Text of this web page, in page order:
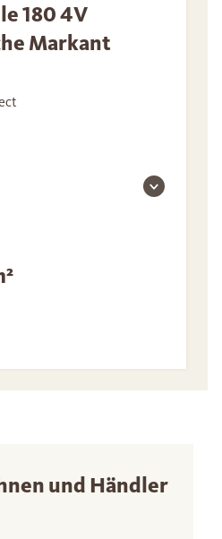
180 4V
Markant
und Händler